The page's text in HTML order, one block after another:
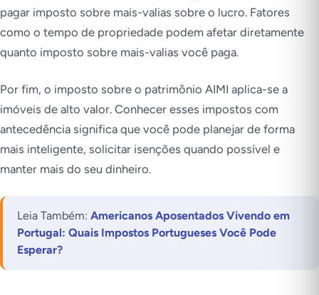
pagar imposto sobre mais-valias sobre o lucro. Fatores
como o tempo de propriedade podem afetar diretamente
quanto imposto sobre mais-valias você paga.
Por fim, o imposto sobre o patrimônio AIMI aplica-se a
imóveis de alto valor. Conhecer esses impostos com
antecedência significa que você pode planejar de forma
mais inteligente, solicitar isenções quando possível e
manter mais do seu dinheiro.
Leia Também: Americanos Aposentados Vivendo em
Portugal: Quais Impostos Portugueses Você Pode
Esperar?